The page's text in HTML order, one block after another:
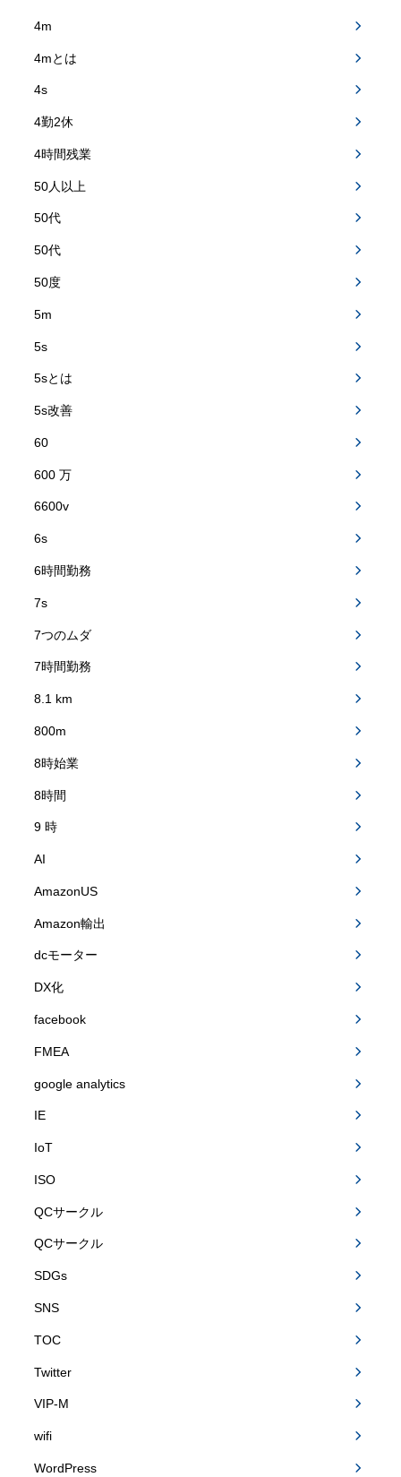
4m
4mとは
4s
4勤2休
4時間残業
50人以上
50代
50代
50度
5m
5s
5sとは
5s改善
60
600 万
6600v
6s
6時間勤務
7s
7つのムダ
7時間勤務
8.1 km
800m
8時始業
8時間
9 時
AI
AmazonUS
Amazon輸出
dcモーター
DX化
facebook
FMEA
google analytics
IE
IoT
ISO
QCサークル
QCサークル
SDGs
SNS
TOC
Twitter
VIP-M
wifi
WordPress